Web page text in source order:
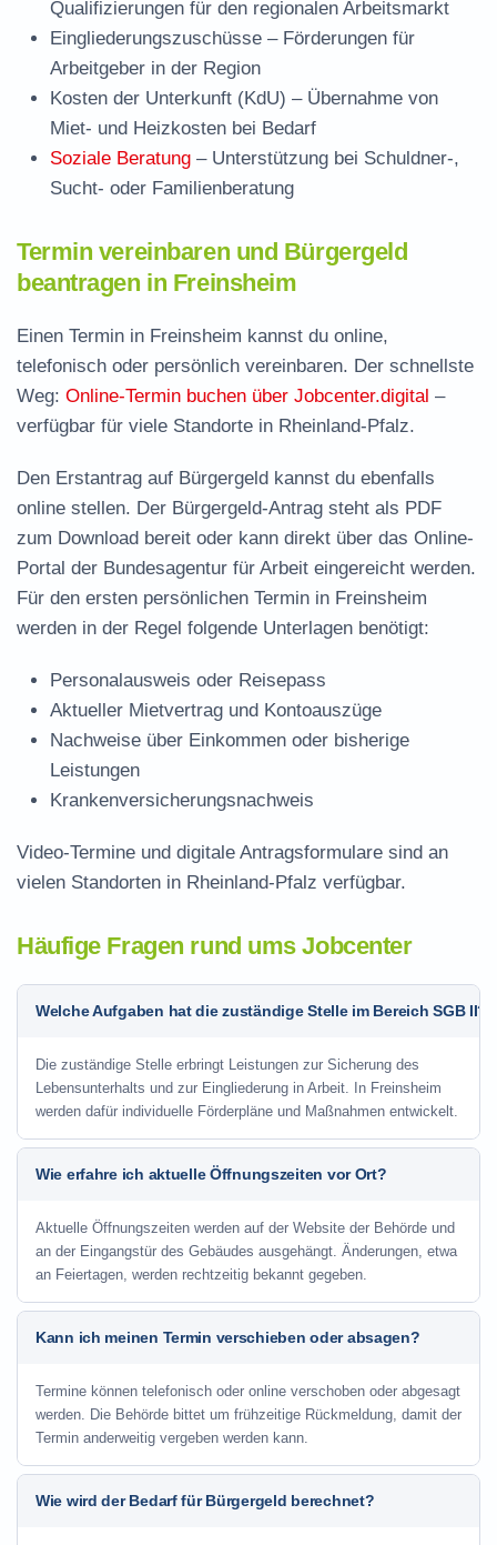
Qualifizierungen für den regionalen Arbeitsmarkt
Eingliederungszuschüsse – Förderungen für
Arbeitgeber in der Region
Kosten der Unterkunft (KdU) – Übernahme von
Miet- und Heizkosten bei Bedarf
Soziale Beratung – Unterstützung bei Schuldner-,
Sucht- oder Familienberatung
Termin vereinbaren und Bürgergeld
beantragen in Freinsheim
Einen Termin in Freinsheim kannst du online,
telefonisch oder persönlich vereinbaren. Der schnellste
Weg: Online-Termin buchen über Jobcenter.digital –
verfügbar für viele Standorte in Rheinland-Pfalz.
Den Erstantrag auf Bürgergeld kannst du ebenfalls
online stellen. Der Bürgergeld-Antrag steht als PDF
zum Download bereit oder kann direkt über das Online-
Portal der Bundesagentur für Arbeit eingereicht werden.
Für den ersten persönlichen Termin in Freinsheim
werden in der Regel folgende Unterlagen benötigt:
Personalausweis oder Reisepass
Aktueller Mietvertrag und Kontoauszüge
Nachweise über Einkommen oder bisherige
Leistungen
Krankenversicherungsnachweis
Video-Termine und digitale Antragsformulare sind an
vielen Standorten in Rheinland-Pfalz verfügbar.
Häufige Fragen rund ums Jobcenter
Welche Aufgaben hat die zuständige Stelle im Bereich SGB II?
Die zuständige Stelle erbringt Leistungen zur Sicherung des
Lebensunterhalts und zur Eingliederung in Arbeit. In Freinsheim
werden dafür individuelle Förderpläne und Maßnahmen entwickelt.
Wie erfahre ich aktuelle Öffnungszeiten vor Ort?
Aktuelle Öffnungszeiten werden auf der Website der Behörde und
an der Eingangstür des Gebäudes ausgehängt. Änderungen, etwa
an Feiertagen, werden rechtzeitig bekannt gegeben.
Kann ich meinen Termin verschieben oder absagen?
Termine können telefonisch oder online verschoben oder abgesagt
werden. Die Behörde bittet um frühzeitige Rückmeldung, damit der
Termin anderweitig vergeben werden kann.
Wie wird der Bedarf für Bürgergeld berechnet?